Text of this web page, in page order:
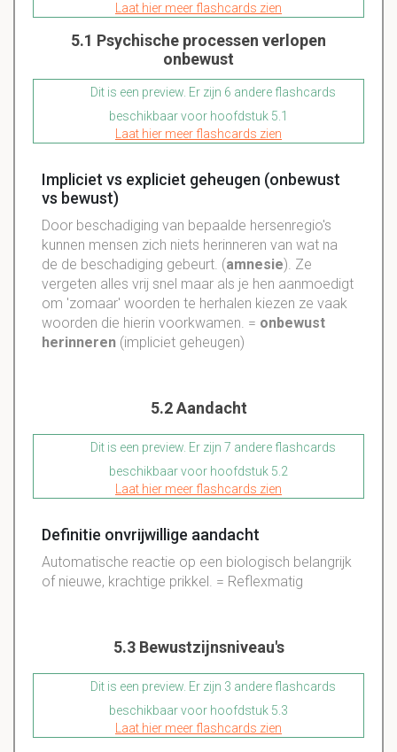
Laat hier meer flashcards zien
5.1 Psychische processen verlopen
onbewust
Dit is een preview. Er zijn 6 andere flashcards
beschikbaar voor hoofdstuk 5.1
Laat hier meer flashcards zien
Impliciet vs expliciet geheugen (onbewust
vs bewust)
Door beschadiging van bepaalde hersenregio's
kunnen mensen zich niets herinneren van wat na
de de beschadiging gebeurt. (amnesie). Ze
vergeten alles vrij snel maar als je hen aanmoedigt
om 'zomaar' woorden te herhalen kiezen ze vaak
woorden die hierin voorkwamen. = onbewust
herinneren (impliciet geheugen)
5.2 Aandacht
Dit is een preview. Er zijn 7 andere flashcards
beschikbaar voor hoofdstuk 5.2
Laat hier meer flashcards zien
Definitie onvrijwillige aandacht
Automatische reactie op een biologisch belangrijk
of nieuwe, krachtige prikkel. = Reflexmatig
5.3 Bewustzijnsniveau's
Dit is een preview. Er zijn 3 andere flashcards
beschikbaar voor hoofdstuk 5.3
Laat hier meer flashcards zien